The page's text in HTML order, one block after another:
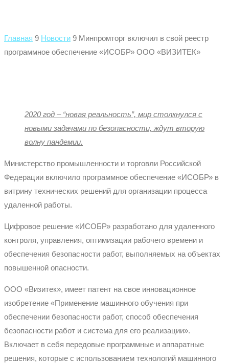
Главная 9 Новости 9 Минпромторг включил в свой реестр
программное обеспечение «ИСОБР» ООО «ВИЗИТЕК»
2020 год – “новая реальность”, мир столкнулся с
новыми задачами по безопасности, ждут вторую
волну пандемии.
Министерство промышленности и торговли Российской
Федерации включило программное обеспечение «ИСОБР» в
витрину технических решений для организации процесса
удаленной работы.
Цифровое решение «ИСОБР» разработано для удаленного
контроля, управления, оптимизации рабочего времени и
обеспечения безопасности работ, выполняемых на объектах
повышенной опасности.
ООО «Визитек», имеет патент на свое инновационное
изобретение «Применение машинного обучения при
обеспечении безопасности работ, способ обеспечения
безопасности работ и система для его реализации».
Включает в себя передовые программные и аппаратные
решения, которые с использованием технологий машинного